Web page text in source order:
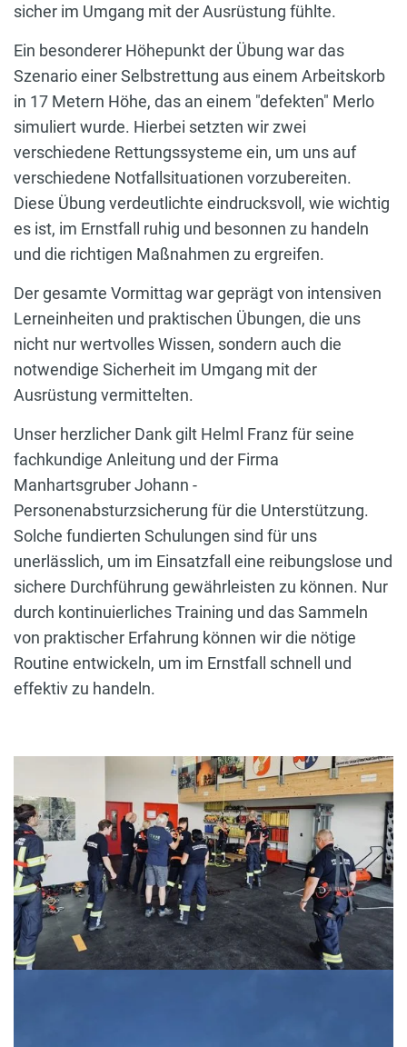
sicher im Umgang mit der Ausrüstung fühlte.
Ein besonderer Höhepunkt der Übung war das
Szenario einer Selbstrettung aus einem Arbeitskorb
in 17 Metern Höhe, das an einem "defekten" Merlo
simuliert wurde. Hierbei setzten wir zwei
verschiedene Rettungssysteme ein, um uns auf
verschiedene Notfallsituationen vorzubereiten.
Diese Übung verdeutlichte eindrucksvoll, wie wichtig
es ist, im Ernstfall ruhig und besonnen zu handeln
und die richtigen Maßnahmen zu ergreifen.
Der gesamte Vormittag war geprägt von intensiven
Lerneinheiten und praktischen Übungen, die uns
nicht nur wertvolles Wissen, sondern auch die
notwendige Sicherheit im Umgang mit der
Ausrüstung vermittelten.
Unser herzlicher Dank gilt Helml Franz für seine
fachkundige Anleitung und der Firma
Manhartsgruber Johann -
Personenabsturzsicherung für die Unterstützung.
Solche fundierten Schulungen sind für uns
unerlässlich, um im Einsatzfall eine reibungslose und
sichere Durchführung gewährleisten zu können. Nur
durch kontinuierliches Training und das Sammeln
von praktischer Erfahrung können wir die nötige
Routine entwickeln, um im Ernstfall schnell und
effektiv zu handeln.